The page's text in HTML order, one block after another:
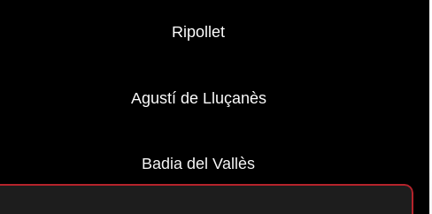
Ripollet
Agustí de Lluçanès
Badia del Vallès